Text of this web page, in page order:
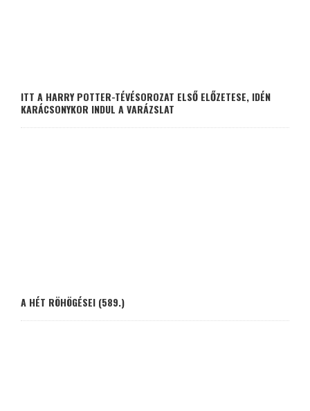
ITT A HARRY POTTER-TÉVÉSOROZAT ELSŐ ELŐZETESE, IDÉN
KARÁCSONYKOR INDUL A VARÁZSLAT
A HÉT RÖHÖGÉSEI (589.)